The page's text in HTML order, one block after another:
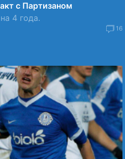
с Партизаном
4 года.
16